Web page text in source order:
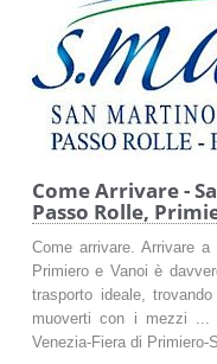
Come Arrivare -
Passo Rolle,
Come arrivare. Arrivare
Primiero e Vanoi è
trasporto ideale,
muoverti con i mezzi ...
Venezia-Fiera di Primiero-